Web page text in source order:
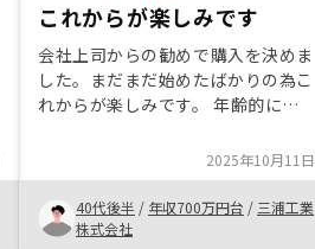
これからが楽しみです
会社上司からの勧めで購入を決めま
した。まだまだ始めたばかりの為こ
れからが楽しみです。 年齢的にも
も心配でしたが担当者が親身になっ
て相談に乗ってくれたので実施して
みようとの決断ができました。リス
クも丁寧に説明してくれるのでとて
2025年10月11日
40代後半 / 年収700万円台 / 三浦工業
株式会社